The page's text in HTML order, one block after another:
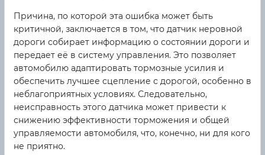
Причина, по которой эта ошибка может быть
критичной, заключается в том, что датчик неровной
дороги собирает информацию о состоянии дороги и
передает её в систему управления. Это позволяет
автомобилю адаптировать тормозные усилия и
обеспечить лучшее сцепление с дорогой, особенно в
неблагоприятных условиях. Следовательно,
неисправность этого датчика может привести к
снижению эффективности торможения и общей
управляемости автомобиля, что, конечно, ни для кого
не приятно.